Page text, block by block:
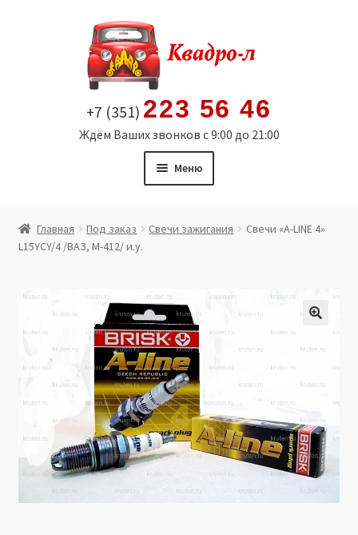
содержимому
+7 (351) 223 56 46
Ждём Ваших звонков с 9:00 до 21:00
Меню
Витрина
Мой аккаунт
Политика в отношении обработки персональных
данных
Производители
Юридические данные
Главная Под заказ Свечи зажигания
Свечи «A-LINE 4»
L15YCY/4 /ВАЗ, М-412/ и.у.